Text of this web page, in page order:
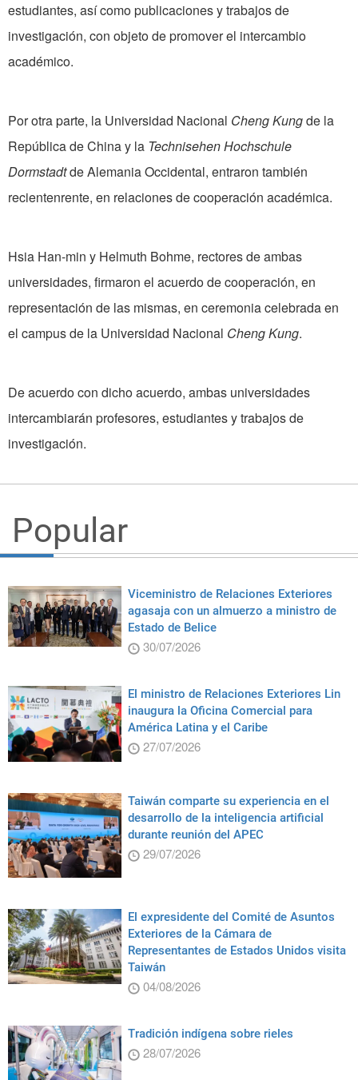
estudiantes, así como publicaciones y trabajos de
investigación, con objeto de promover el intercambio
académico.
Por otra parte, la Universidad Nacional Cheng Kungde la
República de China y la Technisehen Hochschule
Dormstadtde Alemania Occidental, entraron también
recientenrente, en relaciones de cooperación académica.
Hsia Han-min y Helmuth Bohme, rectores de ambas
universidades, firmaron el acuerdo de cooperación, en
representación de las mismas, en ceremonia celebrada en
el campus de la Universidad Nacional Cheng Kung.
De acuerdo con dicho acuerdo, ambas universidades
intercambiarán profesores, estudiantes y trabajos de
investigación.
Popular
Viceministro de Relaciones Exteriores
agasaja con un almuerzo a ministro de
Estado de Belice
30/07/2026
El ministro de Relaciones Exteriores Lin
inaugura la Oficina Comercial para
América Latina y el Caribe
27/07/2026
Taiwán comparte su experiencia en el
desarrollo de la inteligencia artificial
durante reunión del APEC
29/07/2026
El expresidente del Comité de Asuntos
Exteriores de la Cámara de
Representantes de Estados Unidos visita
Taiwán
04/08/2026
Tradición indígena sobre rieles
28/07/2026